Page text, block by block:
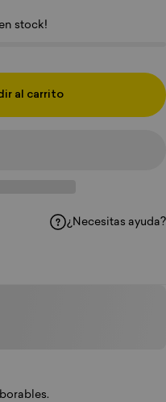
stock!
al carrito
¿Necesitas ayuda?